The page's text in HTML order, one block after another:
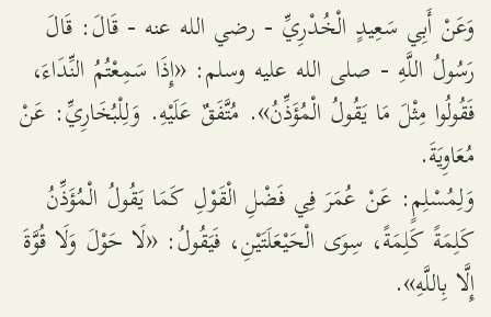
وَعَنْ أَبِي سَعِيدٍ الْخُدْرِيِّ - رضي الله عنه - قَالَ: قَالَ
رَسُولُ اللَّهِ - صلى الله عليه وسلم: «إِذَا سَمِعْتُمُ النِّدَاءَ،
فَقُولُوا مِثْلَ مَا يَقُولُ الْمُؤَذِّنُ». مُتَّفَقٌ عَلَيْهِ. وَلِلْبُخَارِيِّ: عَنْ
مُعَاوِيَةَ.
وَلِمُسْلِمٍ: عَنْ عُمَرَ فِي فَضْلِ الْقَوْلِ كَمَا يَقُولُ الْمُؤَذِّنُ
كَلِمَةً كَلِمَةً، سِوَى الْحَيْعَلَتَيْنِ، فَيَقُولُ: «لَا حَوْلَ وَلَا قُوَّةَ
إِلَّا بِاللَّهِ».